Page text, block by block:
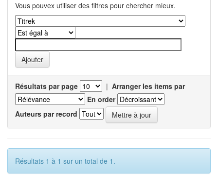
Vous pouvex utiliser des filtres pour chercher mieux.
Résultats par page | Arranger les items par
En order
Auteurs par record
Résultats 1 à 1 sur un total de 1.